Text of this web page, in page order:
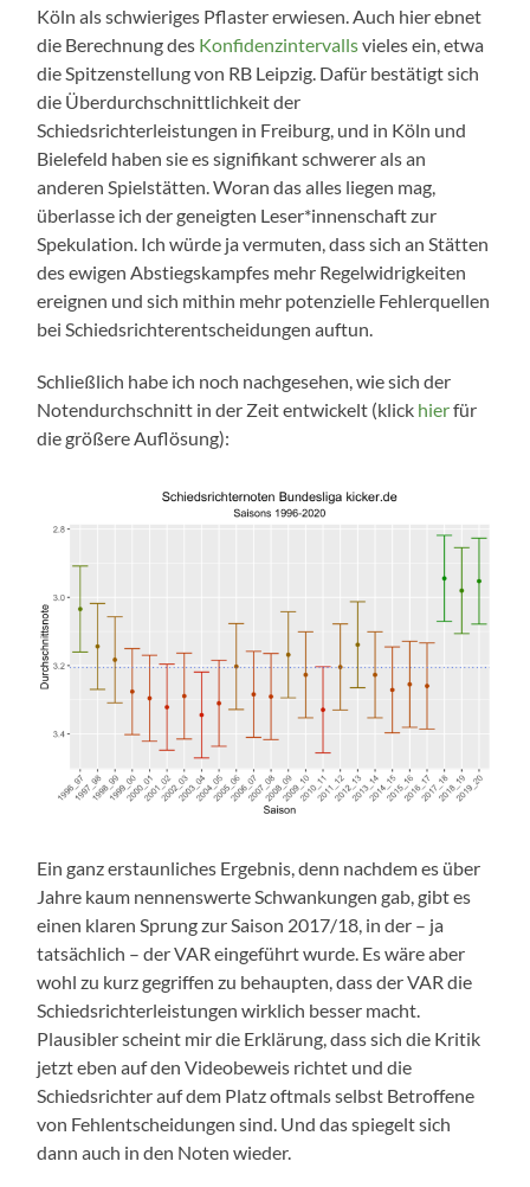
Köln als schwieriges Pflaster erwiesen. Auch hier ebnet
die Berechnung des Konfidenzintervallsvieles ein, etwa
die Spitzenstellung von RB Leipzig. Dafür bestätigt sich
die Überdurchschnittlichkeit der
Schiedsrichterleistungen in Freiburg, und in Köln und
Bielefeld haben sie es signifikant schwerer als an
anderen Spielstätten. Woran das alles liegen mag,
überlasse ich der geneigten Leser*innenschaft zur
Spekulation. Ich würde ja vermuten, dass sich an Stätten
des ewigen Abstiegskampfes mehr Regelwidrigkeiten
ereignen und sich mithin mehr potenzielle Fehlerquellen
bei Schiedsrichterentscheidungen auftun.
Schließlich habe ich noch nachgesehen, wie sich der
Notendurchschnitt in der Zeit entwickelt (klick hierfür
die größere Auflösung):
Ein ganz erstaunliches Ergebnis, denn nachdem es über
Jahre kaum nennenswerte Schwankungen gab, gibt es
einen klaren Sprung zur Saison 2017/18, in der – ja
tatsächlich – der VAR eingeführt wurde. Es wäre aber
wohl zu kurz gegriffen zu behaupten, dass der VAR die
Schiedsrichterleistungen wirklich besser macht.
Plausibler scheint mir die Erklärung, dass sich die Kritik
jetzt eben auf den Videobeweis richtet und die
Schiedsrichter auf dem Platz oftmals selbst Betroffene
von Fehlentscheidungen sind. Und das spiegelt sich
dann auch in den Noten wieder.